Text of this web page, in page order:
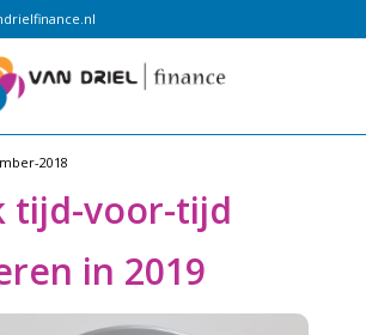
2018
tijd-voor-tijd
in 2019